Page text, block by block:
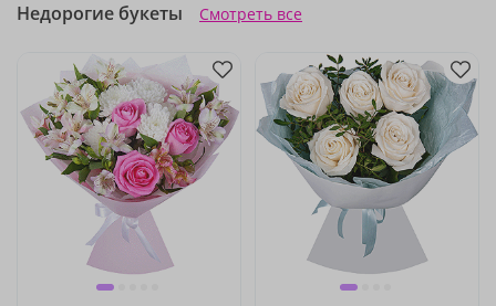
Недорогие букеты Смотреть все